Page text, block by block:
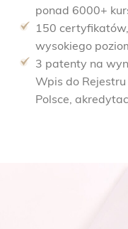
ponad 6000+
150
wysokiego
3 patenty na
Wpis do
Polsce,